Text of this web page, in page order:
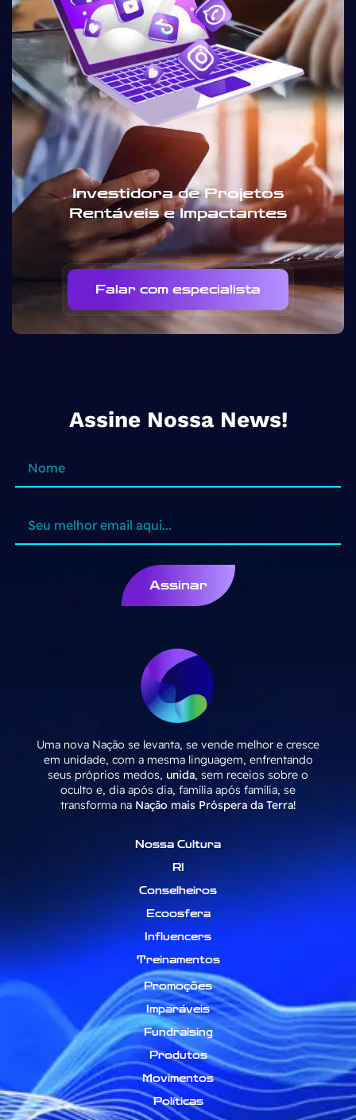
Investidora de Projetos
Rentáveis e Impactantes
Falar com especialista
Assine Nossa News!
Assinar
Uma nova Nação se levanta, se vende melhor e cresce
em unidade, com a mesma linguagem, enfrentando
seus próprios medos, unida, sem receios sobre o
oculto e, dia após dia, família após família, se
transforma na Nação mais Próspera da Terra!
Nossa Cultura
RI
Conselheiros
Ecoosfera
Influencers
Treinamentos
Promoções
Imparáveis
Fundraising
Produtos
Movimentos
Políticas